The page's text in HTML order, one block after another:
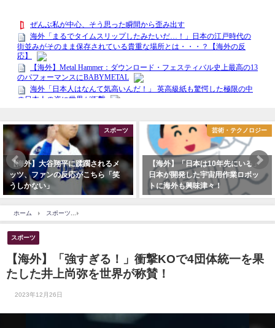
スポーツ
【海外】大谷翔平に蹂躙されるメ
ッツ、ファンの反応がこちら「笑
うしかない」
芸術・テクノロジー
【海外】「日本は10年先にいる」
日本が開発した宇宙用作業ロボッ
トに海外も興味津々！
ホーム スポーツ
スポーツ
【海外】「強すぎる！」衝撃KOで4団体統一を果
たした井上尚弥を世界が称賛！
2023年12月26日